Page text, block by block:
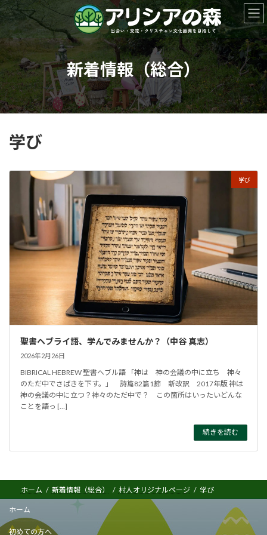
コ
ン
ン
へ
ス
キ
ッ
プ
ナ
ビ
ー
ョ
ン
に
移
動
新着情報（総合）
学び
学び
聖書ヘブライ語、学んでみませんか？（中谷 真志）
2026年2月26日
BIBRICAL HEBREW 聖書へブル語 「神は 神の会議の中に立ち 神々
のただ中でさばきを下す。」 詩篇82篇1節 新改訳 2017年版 神は
神の会議の中に立つ？神々のただ中で？ この箇所はいったいどんな
ことを語っ […]
続きを読む
ホーム 新着情報（総合） 村人オリジナルページ 学び
ホーム
初めての方へ